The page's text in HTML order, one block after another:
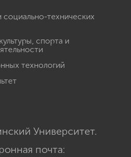
социально-технических
спорта и
технологий
Университет.
почта: